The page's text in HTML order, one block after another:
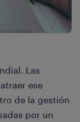
Las
ese
de la gestión
por un